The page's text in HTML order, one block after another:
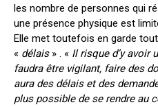
les nombre de personnes qui
une présence physique est
Elle met toutefois en garde
« délais» . « Il risque d’y avoir
faudra être vigilant, faire des
aura des délais et des
plus possible de se rendre au